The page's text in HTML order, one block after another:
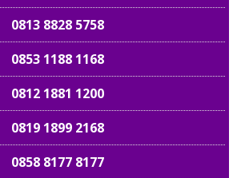
0813 8828 5758
0853 1188 1168
0812 1881 1200
0819 1899 2168
0858 8177 8177